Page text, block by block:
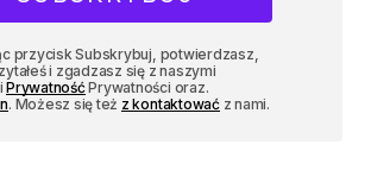
przycisk Subskrybuj, potwierdzasz,
i zgadzasz się z naszymi
PrywatnośćPrywatności oraz.
. Możesz się też z kontaktowaćz nami.